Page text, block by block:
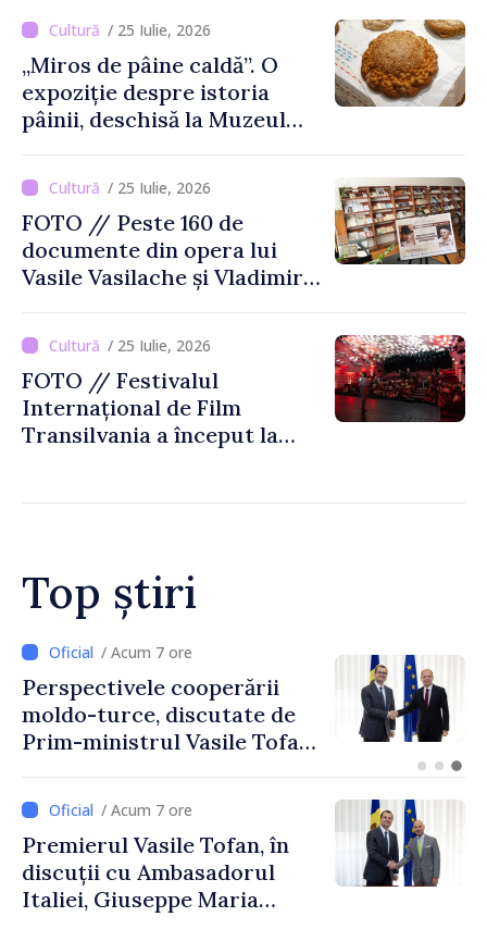
august
/ 25 Iulie, 2026
„Miros de pâine caldă”. O
expoziție despre istoria
pâinii, deschisă la Muzeul
Moldovei
/ 25 Iulie, 2026
FOTO // Peste 160 de
documente din opera lui
Vasile Vasilache și Vladimir
Biblioteca Națională
/ 25 Iulie, 2026
FOTO // Festivalul
Internațional de Film
Transilvania a început la
Top știri
/ Acum 4 ore
Forumul Diasporei //
Republica Moldova,
promovată în Elveția prin
exporturi
/ Acum 7 ore
Premierul Vasile Tofan, în
discuții cu Ambasadorul
Italiei, Giuseppe Maria